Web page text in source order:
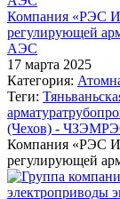
Компания «РЭС
регулирующей
АЭС
17 марта 2025
Категория:
Теги:
арматура
(Чехов) - ЧЗЭМ
Компания «РЭС
регулирующей